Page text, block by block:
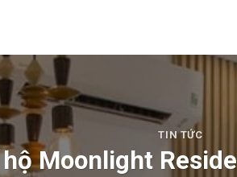
TIN TỨC
Moonlight